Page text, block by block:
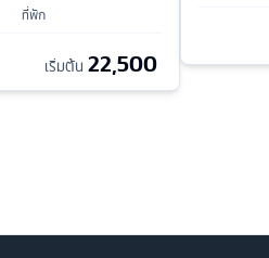
ที่พัก
เริ่มต้น 22,500